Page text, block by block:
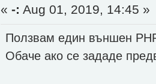
«-: Aug 01, 2019, 14:45 »
Ползвам един външен
Обаче ако се зададе